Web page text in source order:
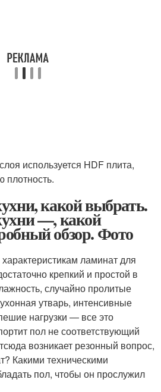
используется HDF плита,
какой выбрать.
—, какой
обзор. Фото
ламинат для
крепкий и простой в
случайно пролитые
утварь, интенсивные
нагрузки — все это
пол не соответствующий
возникает резонный вопрос,
Какими техническими
пол, чтобы он прослужил